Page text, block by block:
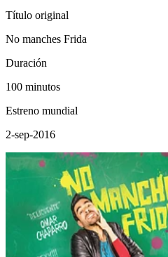
Título original
No manches Frida
Duración
100 minutos
Estreno mundial
2-sep-2016